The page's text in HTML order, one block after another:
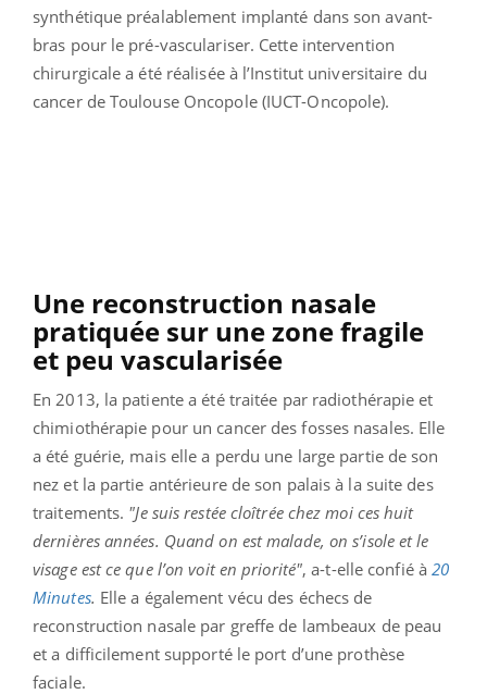
synthétique préalablement implanté dans son avant-
bras pour le pré-vasculariser. Cette intervention
chirurgicale a été réalisée à l’Institut universitaire du
cancer de Toulouse Oncopole (IUCT-Oncopole).
Une reconstruction nasale
pratiquée sur une zone fragile
et peu vascularisée
En 2013, la patiente a été traitée par radiothérapie et
chimiothérapie pour un cancer des fosses nasales. Elle
a été guérie, mais elle a perdu une large partie de son
nez et la partie antérieure de son palais à la suite des
traitements. "Je suis restée cloîtrée chez moi ces huit
dernières années. Quand on est malade, on s’isole et le
visage est ce que l’on voit en priorité", a-t-elle confié à20
Minutes. Elle a également vécu des échecs de
reconstruction nasale par greffe de lambeaux de peau
et a difficilement supporté le port d’une prothèse
faciale.